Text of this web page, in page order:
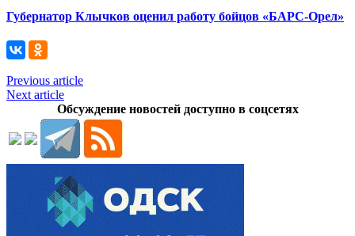
Губернатор Клычков оценил работу бойцов «БАРС-Орел»
Previous article
Next article
Обсуждение новостей доступно в соцсетях